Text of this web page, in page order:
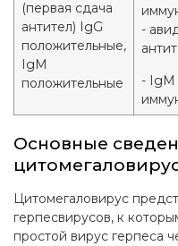
(первая сдача
антител) IgG
положительные,
IgM
положительные
-
- IgM
Основные
Цитомегаловирус
герпесвирусов, к
простой вирус герпеса